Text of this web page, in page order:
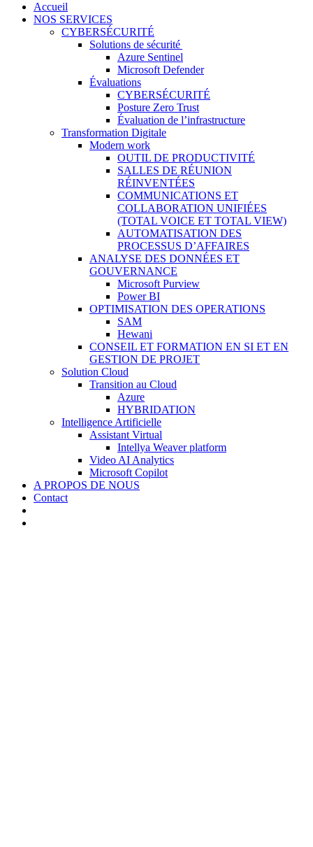
Accueil
NOS SERVICES
CYBERSÉCURITÉ
Solutions de sécurité
Azure Sentinel
Microsoft Defender
Évaluations
CYBERSÉCURITÉ
Posture Zero Trust
Évaluation de l’infrastructure
Transformation Digitale
Modern work
OUTIL DE PRODUCTIVITÉ
SALLES DE RÉUNION
RÉINVENTÉES
COMMUNICATIONS ET
COLLABORATION UNIFIÉES
(TOTAL VOICE ET TOTAL VIEW)
AUTOMATISATION DES
PROCESSUS D’AFFAIRES
ANALYSE DES DONNÉES ET
GOUVERNANCE
Microsoft Purview
Power BI
OPTIMISATION DES OPERATIONS
SAM
Hewani
CONSEIL ET FORMATION EN SI ET EN
GESTION DE PROJET
Solution Cloud
Transition au Cloud
Azure
HYBRIDATION
Intelligence Artificielle
Assistant Virtual
Intellya Weaver platform
Video AI Analytics
Microsoft Copilot
A PROPOS DE NOUS
Contact